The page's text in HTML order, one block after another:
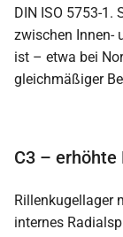
DIN ISO 5753-1.
zwischen Innen-
ist – etwa bei
gleichmäßiger
C3 –
Rillenkugellager
internes